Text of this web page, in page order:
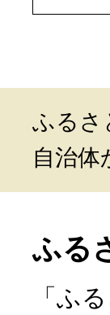
ふるさ
自治体
ふる
「ふ